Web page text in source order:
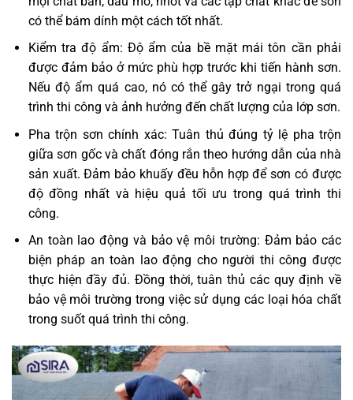
có thể bám dính một cách tốt nhất.
Kiểm tra độ ẩm: Độ ẩm của bề mặt mái tôn cần phải
được đảm bảo ở mức phù hợp trước khi tiến hành sơn.
Nếu độ ẩm quá cao, nó có thể gây trở ngại trong quá
trình thi công và ảnh hưởng đến chất lượng của lớp sơn.
Pha trộn sơn chính xác: Tuân thủ đúng tỷ lệ pha trộn
giữa sơn gốc và chất đóng rắn theo hướng dẫn của nhà
sản xuất. Đảm bảo khuấy đều hỗn hợp để sơn có được
độ đồng nhất và hiệu quả tối ưu trong quá trình thi
công.
An toàn lao động và bảo vệ môi trường: Đảm bảo các
biện pháp an toàn lao động cho người thi công được
thực hiện đầy đủ. Đồng thời, tuân thủ các quy định về
bảo vệ môi trường trong việc sử dụng các loại hóa chất
trong suốt quá trình thi công.